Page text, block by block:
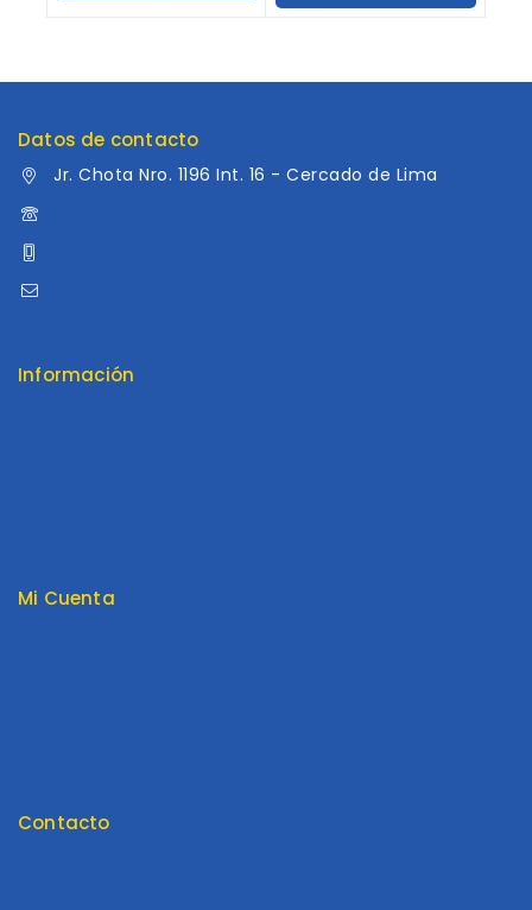
Datos de contacto
Jr. Chota Nro. 1196 Int. 16 - Cercado de Lima
Información
Mi Cuenta
Contacto